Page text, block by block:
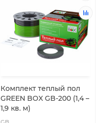
Комплект теплый пол
GREEN BOX GB-200 (1,4 –
1,9 кв. м)